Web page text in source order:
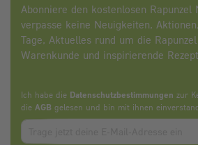
Abonniere den kostenlosen Rapunzel
verpasse keine Neuigkeiten,
Tage, Aktuelles rund um die
Warenkunde und inspirierende
Ich habe die Datenschutzbestimmungen zur
die AGB gelesen und bin mit ihnen
Zum abbonieren des Newsletters,